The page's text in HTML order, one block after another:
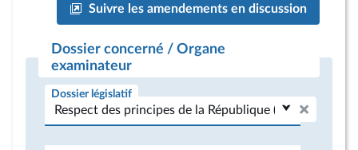
Suivre les amendements en discussion
Dossier concerné / Organe
examinateur
Dossier législatif